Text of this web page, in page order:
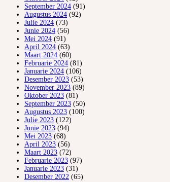
September 2024 (91)
Augustus 2024 (92)
Julie 2024 (73)
Junie 2024 (56)
Mei 2024 (91)
April 2024 (63)
Maart 2024 (60)
Februarie 2024 (81)
Januarie 2024 (106)
Desember 2023 (53)
November 2023 (89)
Oktober 2023 (81)
September 2023 (50)
Augustus 2023 (100)
Julie 2023 (122)
Junie 2023 (94)
Mei 2023 (68)
April 2023 (56)
Maart 2023 (72)
Februarie 2023 (97)
Januarie 2023 (31)
Desember 2022 (65)